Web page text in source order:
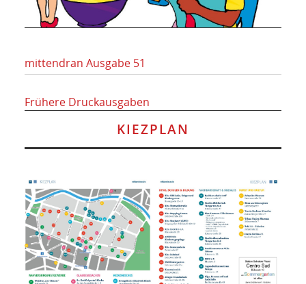
mittendran Ausgabe 51
Frühere Druckausgaben
KIEZPLAN